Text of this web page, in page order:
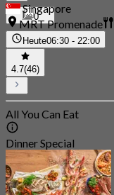
0
Singapore
MRT Promenade
Heute06:30 - 22:00
4.7(46)
All You Can Eat
Dinner Special